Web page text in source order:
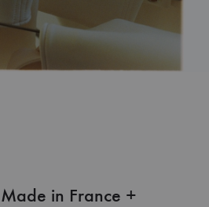
in France +